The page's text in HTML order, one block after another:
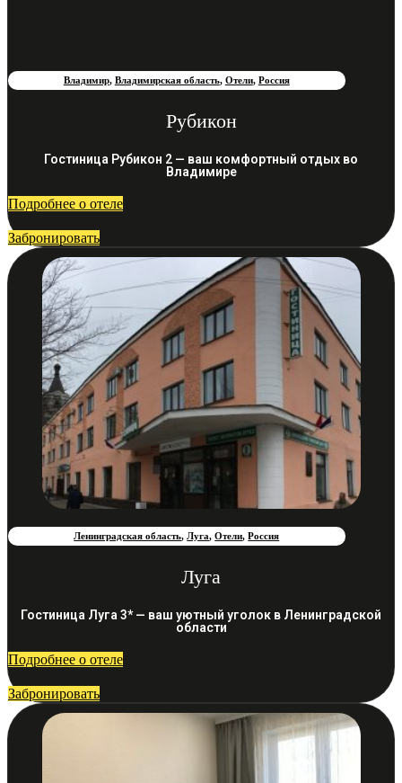
Владимир, Владимирская область, Отели, Россия
Рубикон
Гостиница Рубикон 2 — ваш комфортный отдых во
Владимире
Подробнее о отеле
Забронировать
Ленинградская область,Луга,Отели,Россия
Луга
Гостиница Луга 3* — ваш уютный уголок в Ленинградской
области
Подробнее о отеле
Забронировать